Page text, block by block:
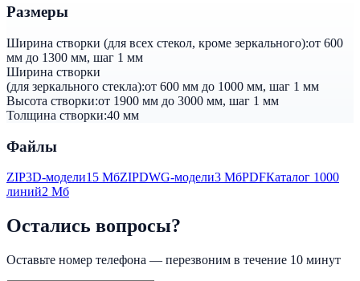
Размеры
Ширина створки (для всех стекол, кроме зеркального):от 600
мм до 1300 мм, шаг 1 мм
Ширина створки
(для зеркального стекла):от 600 мм до 1000 мм, шаг 1 мм
Высота створки:от 1900 мм до 3000 мм, шаг 1 мм
Толщина створки:40 мм
Файлы
ZIP3D-модели15 МбZIPDWG-модели3 МбPDFКаталог 1000
линий2 Мб
Остались вопросы?
Оставьте номер телефона — перезвоним в течение 10 минут